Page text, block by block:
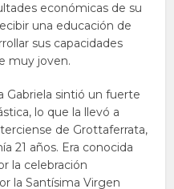
económicas de su
una educación de
sus capacidades
muy joven.
Gabriela sintió un fuerte
lo que la llevó a
de Grottaferrata,
21 años. Era conocida
la celebración
la Santísima Virgen